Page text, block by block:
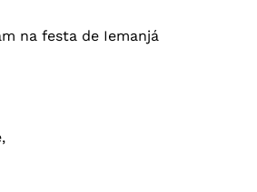
na festa de Iemanjá